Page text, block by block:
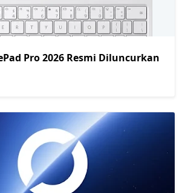
Pro 2026 Resmi Diluncurkan